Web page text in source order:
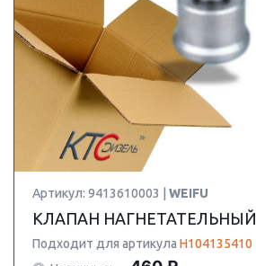
Артикул: 9413610003 | WEIFU
КЛАПАН НАГНЕТАТЕЛЬНЫЙ
Подходит для артикула H104135410